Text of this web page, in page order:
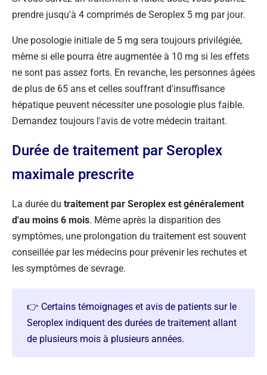
prendre jusqu'à 4 comprimés de Seroplex 5 mg par jour.
Une posologie initiale de 5 mg sera toujours privilégiée,
même si elle pourra être augmentée à 10 mg si les effets
ne sont pas assez forts. En revanche, les personnes âgées
de plus de 65 ans et celles souffrant d'insuffisance
hépatique peuvent nécessiter une posologie plus faible.
Demandez toujours l'avis de votre médecin traitant.
Durée de traitement par Seroplex
maximale prescrite
La durée du traitement par Seroplex est généralement
d'au moins 6 mois. Même après la disparition des
symptômes, une prolongation du traitement est souvent
conseillée par les médecins pour prévenir les rechutes et
les symptômes de sevrage.
👉 Certains témoignages et avis de patients sur le
Seroplex indiquent des durées de traitement allant
de plusieurs mois à plusieurs années.